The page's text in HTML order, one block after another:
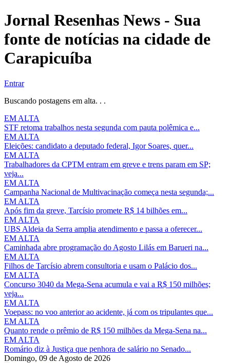
Jornal Resenhas News - Sua
fonte de notícias na cidade de
Carapicuíba
Entrar
Buscando postagens em alta. . .
EM ALTA
STF retoma trabalhos nesta segunda com pauta polêmica e...
EM ALTA
Eleições: candidato a deputado federal, Igor Soares, quer...
EM ALTA
Trabalhadores da CPTM entram em greve e trens param em SP;
veja...
EM ALTA
Campanha Nacional de Multivacinação começa nesta segunda;...
EM ALTA
Após fim da greve, Tarcísio promete R$ 14 bilhões em...
EM ALTA
UBS Aldeia da Serra amplia atendimento e passa a oferecer...
EM ALTA
Caminhada abre programação do Agosto Lilás em Barueri na...
EM ALTA
Filhos de Tarcísio abrem consultoria e usam o Palácio dos...
EM ALTA
Concurso 3040 da Mega-Sena acumula e vai a R$ 150 milhões;
veja...
EM ALTA
Voepass: no voo anterior ao acidente, já com os tripulantes que...
EM ALTA
Quanto rende o prêmio de R$ 150 milhões da Mega-Sena na...
EM ALTA
Romário diz à Justiça que penhora de salário no Senado...
Domingo, 09 de Agosto de 2026